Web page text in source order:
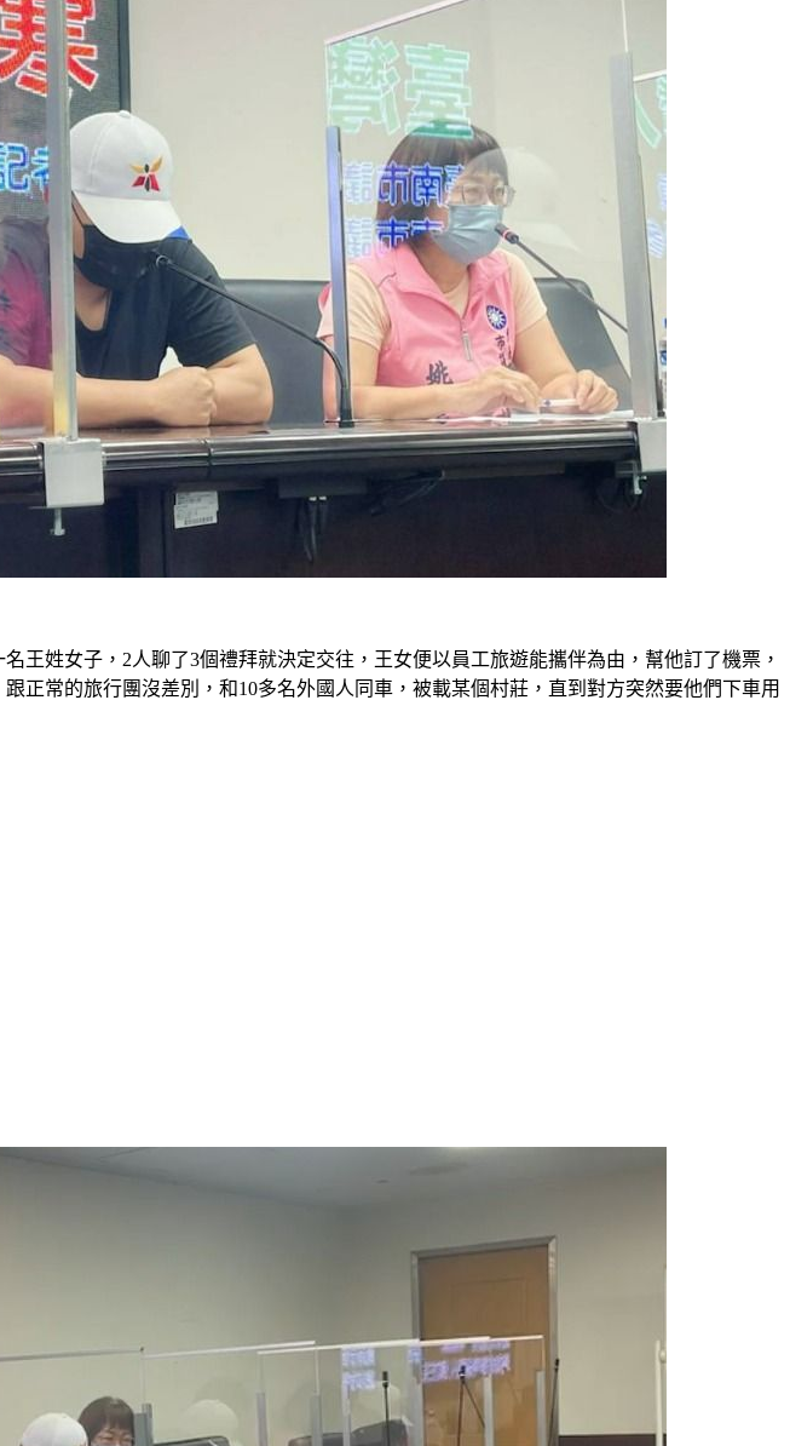
王姓女子，2人聊了3個禮拜就決定交往，王女便以員工旅遊能攜伴為由，幫他訂了機票，
正常的旅行團沒差別，和10多名外國人同車，被載某個村莊，直到對方突然要他們下車用